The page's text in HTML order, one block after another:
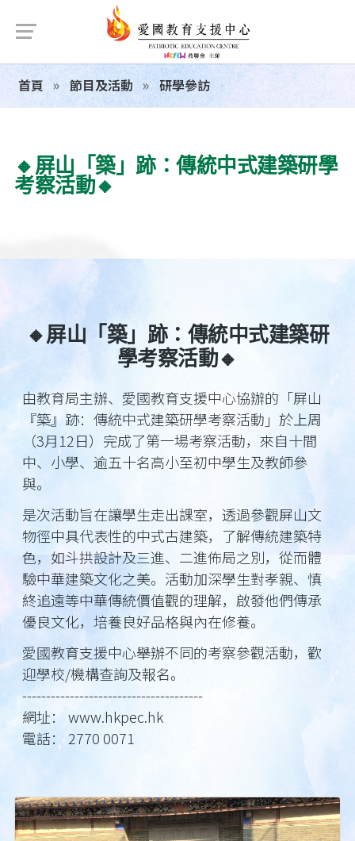
首頁 節目及活動 研學參訪
🔸屏山「築」跡：傳統中式建築研學
考察活動🔸
🔸屏山「築」跡：傳統中式建築研
學考察活動🔸
由教育局主辦、愛國教育支援中心協辦的「屏山
『築』跡：傳統中式建築研學考察活動」於上周
（3月12日）完成了第一場考察活動，來自十間
中、小學、逾五十名高小至初中學生及教師參
與。
是次活動旨在讓學生走出課室，透過參觀屏山文
物徑中具代表性的中式古建築，了解傳統建築特
色，如斗拱設計及三進、二進佈局之別，從而體
驗中華建築文化之美。活動加深學生對孝親、慎
終追遠等中華傳統價值觀的理解，啟發他們傳承
優良文化，培養良好品格與內在修養。
愛國教育支援中心舉辦不同的考察參觀活動，歡
迎學校/機構查詢及報名。
--------------------------------------
網址： www.hkpec.hk
電話： 2770 0071